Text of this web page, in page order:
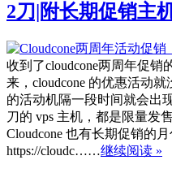
2刀|附长期促销主
收到了cloudcone两周年促
来，cloudcone 的优惠活动
的活动机隔一段时间就会出
刀的 vps 主机，都是限量发
Cloudcone 也有长期促销的
https://cloudc……继续阅读 »